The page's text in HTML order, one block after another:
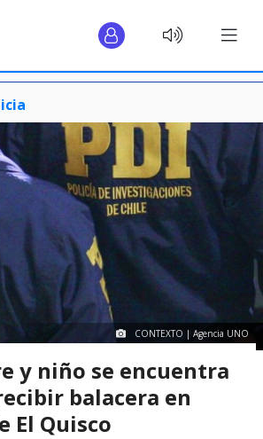
CONTEXTO | Agencia UNO
y niño se encuentra
balacera en
El Quisco